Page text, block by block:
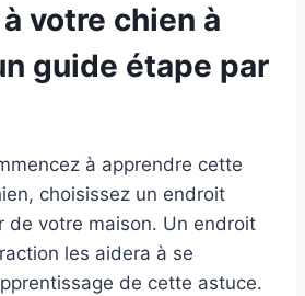
votre chien à
guide étape par
à apprendre cette
choisissez un endroit
de votre maison. Un endroit
les aidera à se
de cette astuce.